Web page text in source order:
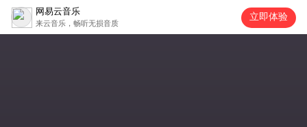
网易云音乐
来云音乐，畅听无损音质
立即体验